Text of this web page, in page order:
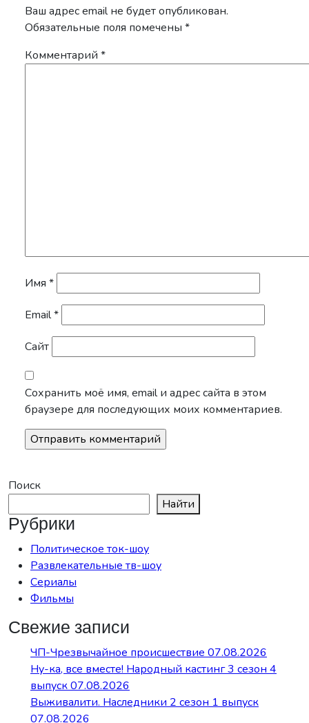
Ваш адрес email не будет опубликован.
Обязательные поля помечены *
Комментарий *
Имя *
Email*
Сайт
Сохранить моё имя, email и адрес сайта в этом
браузере для последующих моих комментариев.
Поиск
Найти
Рубрики
Политическое ток-шоу
Развлекательные тв-шоу
Сериалы
Фильмы
Свежие записи
ЧП-Чрезвычайное происшествие 07.08.2026
Ну-ка, все вместе! Народный кастинг 3 сезон 4
выпуск 07.08.2026
Выживалити. Наследники 2 сезон 1 выпуск
07.08.2026